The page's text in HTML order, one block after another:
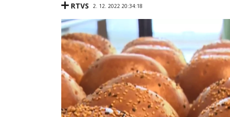
RTVS 2. 12. 2022 20:34:18